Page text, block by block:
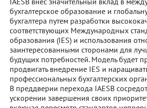
бухгалтерское образование и
бухгалтера путем разработки
соответствующих Международных
образования (IES) и использования
заинтересованными сторонами для
будущих потребностей. Модель будет
продвигать внедрение IES и
профессиональных бухгалтерских
В преддверии перехода IAESB
ускорении завершения своих